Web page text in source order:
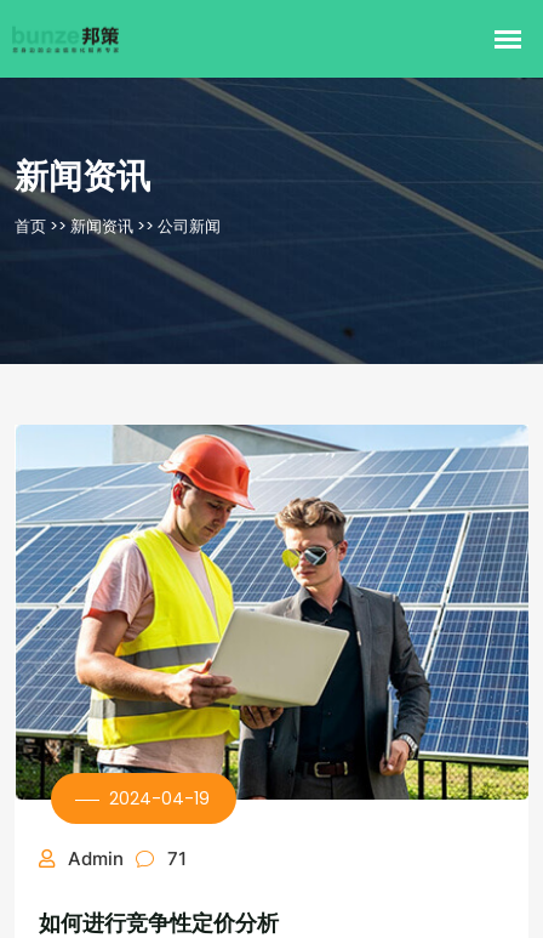
新闻资讯
首页 >>新闻资讯 >> 公司新闻
2024-04-19
Admin 71
如何进行竞争性定价分析